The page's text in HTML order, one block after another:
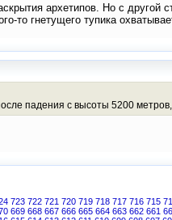
архетипов. Но с другой
то гнетущего тупика
падения с высоты 5200
723 722 721 720 719 718 717 716 715
669 668 667 666 665 664 663 662 661